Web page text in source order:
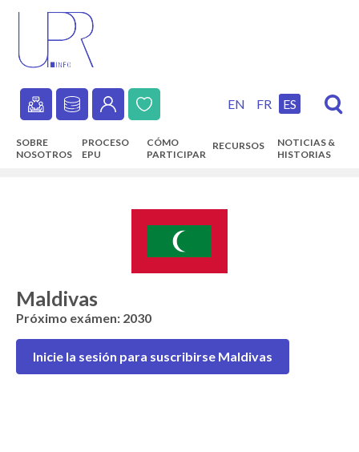
content
Secondary
navigation
EN FR ES
SOBRE
NOSOTROS
PROCESO
EPU
CÓMO
PARTICIPAR
RECURSOS
NOTICIAS &
HISTORIAS
Maldivas
Próximo exámen: 2030
Inicie la sesión para suscribirse Maldivas